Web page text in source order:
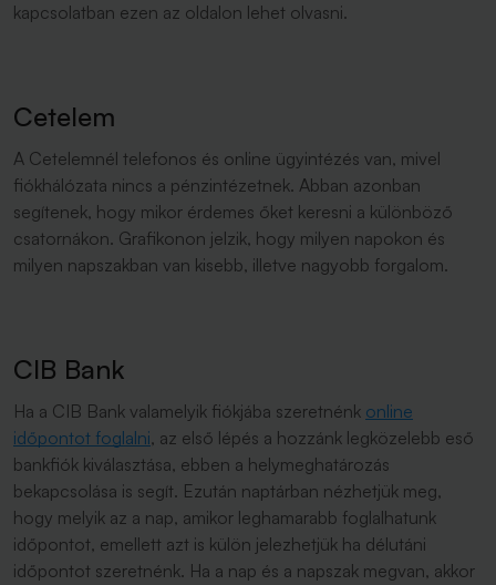
kapcsolatban ezen az oldalon lehet olvasni.
Cetelem
A Cetelemnél telefonos és online ügyintézés van, mivel
fiókhálózata nincs a pénzintézetnek. Abban azonban
segítenek, hogy mikor érdemes őket keresni a különböző
csatornákon. Grafikonon jelzik, hogy milyen napokon és
milyen napszakban van kisebb, illetve nagyobb forgalom.
CIB Bank
Ha a CIB Bank valamelyik fiókjába szeretnénk online
időpontot foglalni, az első lépés a hozzánk legközelebb eső
bankfiók kiválasztása, ebben a helymeghatározás
bekapcsolása is segít. Ezután naptárban nézhetjük meg,
hogy melyik az a nap, amikor leghamarabb foglalhatunk
időpontot, emellett azt is külön jelezhetjük ha délutáni
időpontot szeretnénk. Ha a nap és a napszak megvan, akkor